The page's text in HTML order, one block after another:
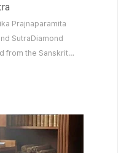
(後秦) 홍시(弘始) 16
명을 받아 한문으로 번
경을 현존 파알리어
Prajnaparamita
SutraDiamond
from the Sanskrit
Lotus
17The Heart Sutra